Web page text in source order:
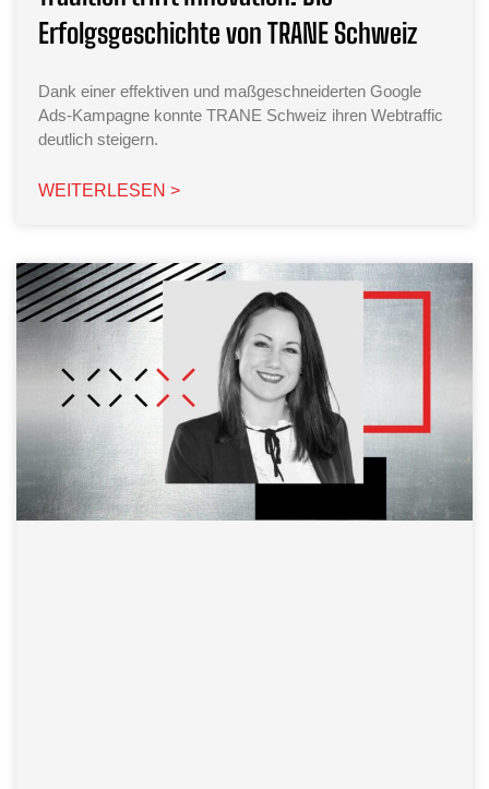
Erfolgsgeschichte von TRANE Schweiz
Dank einer effektiven und maßgeschneiderten Google
Ads-Kampagne konnte TRANE Schweiz ihren Webtraffic
deutlich steigern.
WEITERLESEN >